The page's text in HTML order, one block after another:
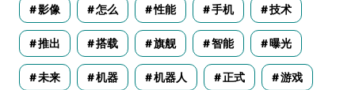
影像 怎么 性能 手机 技术
推出 搭载 旗舰 智能 曝光
未来 机器 机器人 正式 游戏